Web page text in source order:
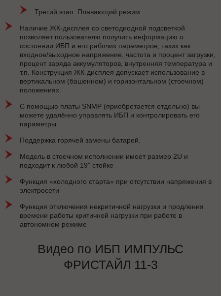
Третий этап: Плавающий режим.
Наличие ЖК-дисплея со светодиодной подсветкой
позволяет пользователю получить информацию о
состоянии ИБП и его рабочих параметров, таких как
входное/выходное напряжение, частота и процент загрузки,
процент заряда аккумуляторов, внутренняя температура и
т.п. Конструкция ЖК-дисплея допускает использование в
вертикальном (башенном) и горизонтальном (стоечном)
положениях.
С помощью платы SNMP (приобретается отдельно) вы
можете удалённо управлять ИБП и контролировать его
параметры.
Поддержка горячей замены батарей.
Модель в стоечном исполнении имеет размер 2U и
подходит к любой 19" стойке
Функция «холодного старта» при отсутствии напряжения в
электросети
Функция отключения некритичной нагрузки и продления
времени работы критичной нагрузки при работе в
автономном режиме
Видео по ИБП ИМПУЛЬС
ФРИСТАЙЛ 11-3